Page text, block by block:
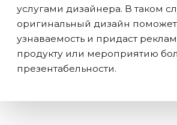
услугами дизайнера. В таком
оригинальный дизайн
узнаваемость и придаст
продукту или мероприятию
презентабельности.